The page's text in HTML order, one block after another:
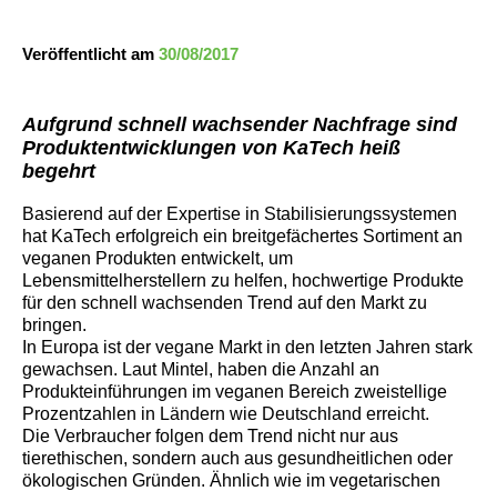
Veröffentlicht am 30/08/2017
Aufgrund schnell wachsender Nachfrage sind
Produktentwicklungen von KaTech heiß
begehrt
Basierend auf der Expertise in Stabilisierungssystemen
hat KaTech erfolgreich ein breitgefächertes Sortiment an
veganen Produkten entwickelt, um
Lebensmittelherstellern zu helfen, hochwertige Produkte
für den schnell wachsenden Trend auf den Markt zu
bringen.
In Europa ist der vegane Markt in den letzten Jahren stark
gewachsen. Laut Mintel, haben die Anzahl an
Produkteinführungen im veganen Bereich zweistellige
Prozentzahlen in Ländern wie Deutschland erreicht.
Die Verbraucher folgen dem Trend nicht nur aus
tierethischen, sondern auch aus gesundheitlichen oder
ökologischen Gründen. Ähnlich wie im vegetarischen